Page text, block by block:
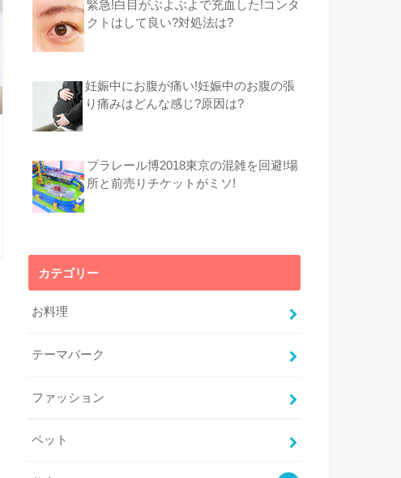
緊急!白目がぶよぶよで充血した!コンタ
クトはして良い?対処法は?
妊娠中にお腹が痛い!妊娠中のお腹の張
り痛みはどんな感じ?原因は?
プラレール博2018東京の混雑を回避!場
所と前売りチケットがミソ!
カテゴリー
お料理
テーマパーク
ファッション
ペット